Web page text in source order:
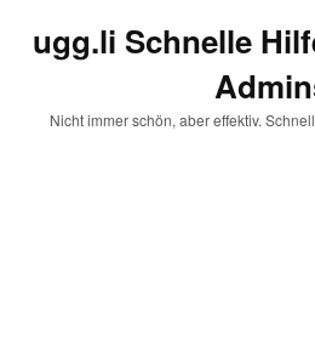
ugg.li Schnelle
Nicht immer schön, aber effektiv.